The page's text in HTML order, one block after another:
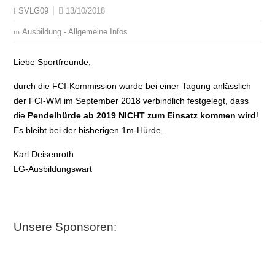
SVLG09 13/10/2018
Ausbildung - Allgemeine Infos
Liebe Sportfreunde,
durch die FCI-Kommission wurde bei einer Tagung anlässlich
der FCI-WM im September 2018 verbindlich festgelegt, dass
die Pendelhürde ab 2019 NICHT zum Einsatz kommen wird!
Es bleibt bei der bisherigen 1m-Hürde.
Karl Deisenroth
LG-Ausbildungswart
Unsere Sponsoren: